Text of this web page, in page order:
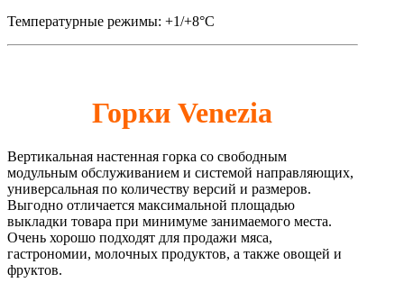
Температурные режимы: +1/+8°C
Горки Venezia
Вертикальная настенная горка со свободным
модульным обслуживанием и системой направляющих,
универсальная по количеству версий и размеров.
Выгодно отличается максимальной площадью
выкладки товара при минимуме занимаемого места.
Очень хорошо подходят для продажи мяса,
гастрономии, молочных продуктов, а также овощей и
фруктов.